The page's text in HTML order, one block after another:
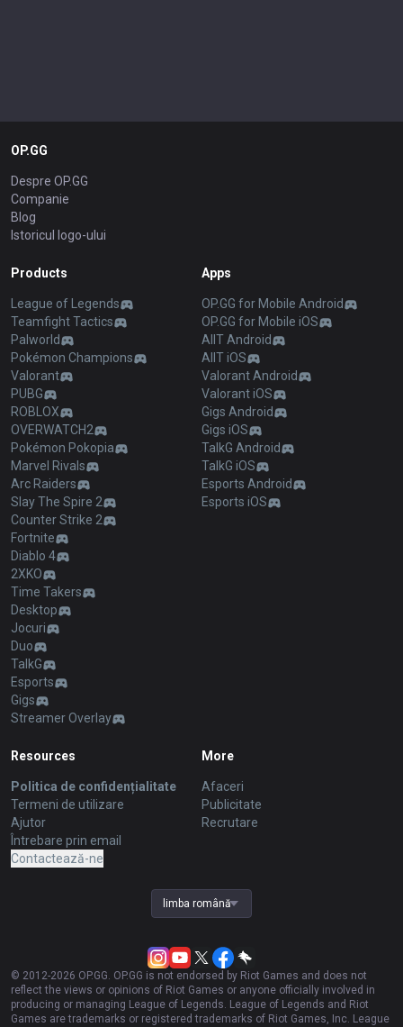
OP.GG
Despre OP.GG
Companie
Blog
Istoricul logo-ului
Products
League of Legends
Teamfight Tactics
Palworld
Pokémon Champions
Valorant
PUBG
ROBLOX
OVERWATCH2
Pokémon Pokopia
Marvel Rivals
Arc Raiders
Slay The Spire 2
Counter Strike 2
Fortnite
Diablo 4
2XKO
Time Takers
Desktop
Jocuri
Duo
TalkG
Esports
Gigs
Streamer Overlay
Apps
OP.GG for Mobile Android
OP.GG for Mobile iOS
AllT Android
AllT iOS
Valorant Android
Valorant iOS
Gigs Android
Gigs iOS
TalkG Android
TalkG iOS
Esports Android
Esports iOS
Resources
Politica de confidențialitate
Termeni de utilizare
Ajutor
Întrebare prin email
Contactează-ne
More
Afaceri
Publicitate
Recrutare
limba română
© 2012-2026 OP.GG. OP.GG is not endorsed by Riot Games and does not
reflect the views or opinions of Riot Games or anyone officially involved in
producing or managing League of Legends. League of Legends and Riot
Games are trademarks or registered trademarks of Riot Games, Inc. League